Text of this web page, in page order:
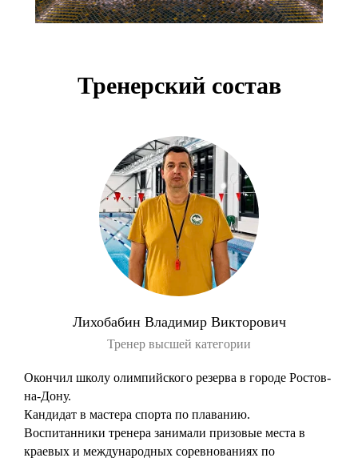
Тренерский состав
Лихобабин Владимир Викторович
Тренер высшей категории
Окончил школу олимпийского резерва в городе Ростов-
на-Дону.
Кандидат в мастера спорта по плаванию.
Воспитанники тренера занимали призовые меcта в
краевых и международных соревнованиях по